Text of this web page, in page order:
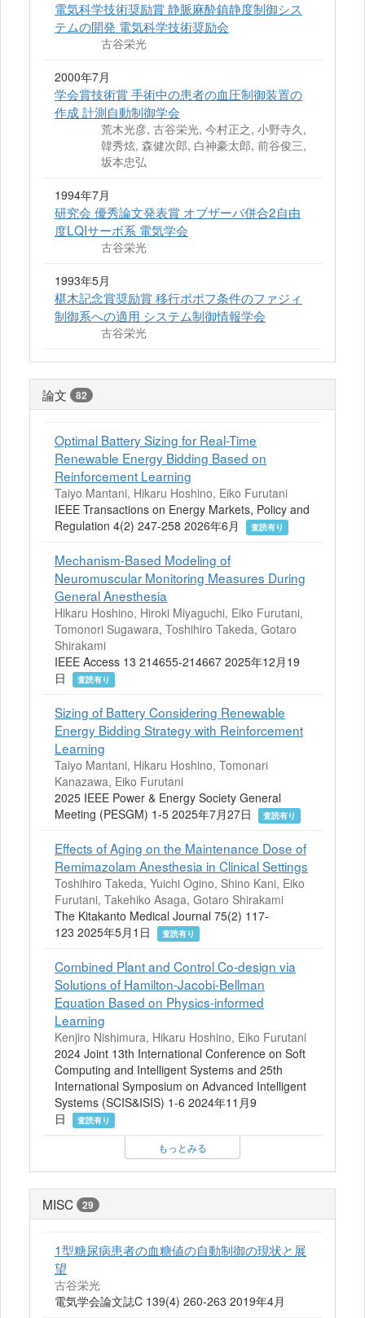
電気科学技術奨励賞 静脈麻酔鎮静度制御シス
テムの開発 電気科学技術奨励会
古谷栄光
2000年7月
学会賞技術賞 手術中の患者の血圧制御装置の
作成 計測自動制御学会
荒木光彦, 古谷栄光, 今村正之, 小野寺久,
韓秀炫, 森健次郎, 白神豪太郎, 前谷俊三,
坂本忠弘
1994年7月
研究会 優秀論文発表賞 オブザーバ併合2自由
度LQIサーボ系 電気学会
古谷栄光
1993年5月
椹木記念賞奨励賞 移行ポポフ条件のファジィ
制御系への適用 システム制御情報学会
古谷栄光
論文 82
Optimal Battery Sizing for Real-Time
Renewable Energy Bidding Based on
Reinforcement Learning
Taiyo Mantani, Hikaru Hoshino, Eiko Furutani
IEEE Transactions on Energy Markets, Policy and
Regulation 4(2) 247-258 2026年6月
査読有り
Mechanism-Based Modeling of
Neuromuscular Monitoring Measures During
General Anesthesia
Hikaru Hoshino, Hiroki Miyaguchi, Eiko Furutani,
Tomonori Sugawara, Toshihiro Takeda, Gotaro
Shirakami
IEEE Access 13 214655-214667 2025年12月19
日
査読有り
Sizing of Battery Considering Renewable
Energy Bidding Strategy with Reinforcement
Learning
Taiyo Mantani, Hikaru Hoshino, Tomonari
Kanazawa, Eiko Furutani
2025 IEEE Power & Energy Society General
Meeting (PESGM) 1-5 2025年7月27日
査読有り
Effects of Aging on the Maintenance Dose of
Remimazolam Anesthesia in Clinical Settings
Toshihiro Takeda, Yuichi Ogino, Shino Kani, Eiko
Furutani, Takehiko Asaga, Gotaro Shirakami
The Kitakanto Medical Journal 75(2) 117-
123 2025年5月1日
査読有り
Combined Plant and Control Co-design via
Solutions of Hamilton-Jacobi-Bellman
Equation Based on Physics-informed
Learning
Kenjiro Nishimura, Hikaru Hoshino, Eiko Furutani
2024 Joint 13th International Conference on Soft
Computing and Intelligent Systems and 25th
International Symposium on Advanced Intelligent
Systems (SCIS&ISIS) 1-6 2024年11月9
日
査読有り
もっとみる
MISC 29
1型糖尿病患者の血糖値の自動制御の現状と展
望
古谷栄光
電気学会論文誌C 139(4) 260-263 2019年4月